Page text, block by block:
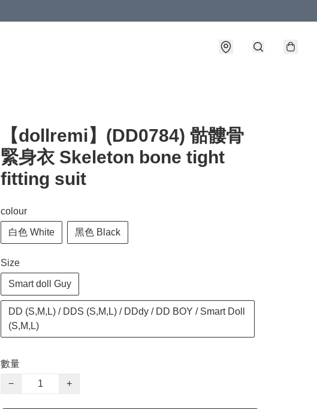
【dollremi】(DD0784) 骷髏骨
緊身衣 Skeleton bone tight
fitting suit
colour
白色 White 黑色 Black
Size
Smart doll Guy
DD (S,M,L) / DDS (S,M,L) / DDdy / DD BOY / Smart Doll
(S,M,L)
數量
−
+